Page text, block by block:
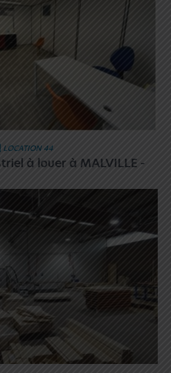
LOCATION 44
à louer à MALVILLE -